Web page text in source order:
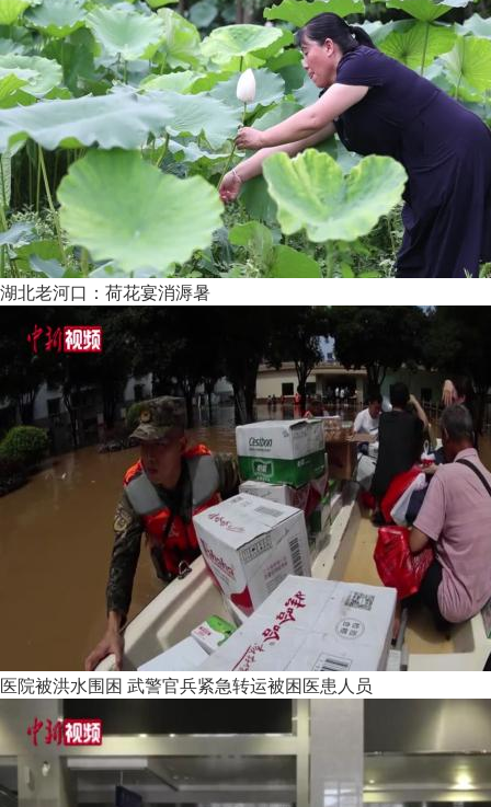
湖北老河口：荷花宴消溽暑
医院被洪水围困 武警官兵紧急转运被困医患人员